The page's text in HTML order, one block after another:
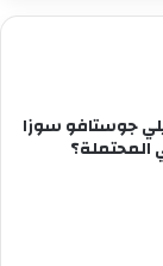
جوستافو سوزا
المحتملة؟